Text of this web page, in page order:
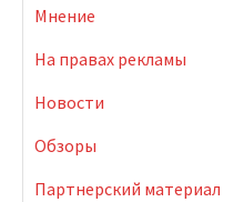
Мнение
На правах рекламы
Новости
Обзоры
Партнерский материал